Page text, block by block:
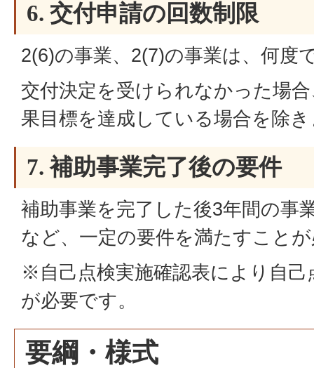
6. 交付申請の回数制限
2(6)の事業、2(7)の事業は、何度
交付決定を受けられなかった場
果目標を達成している場合を除
7. 補助事業完了後の要件
補助事業を完了した後3年間の事
など、一定の要件を満たすこと
※自己点検実施確認表により自己
が必要です。
要綱・様式